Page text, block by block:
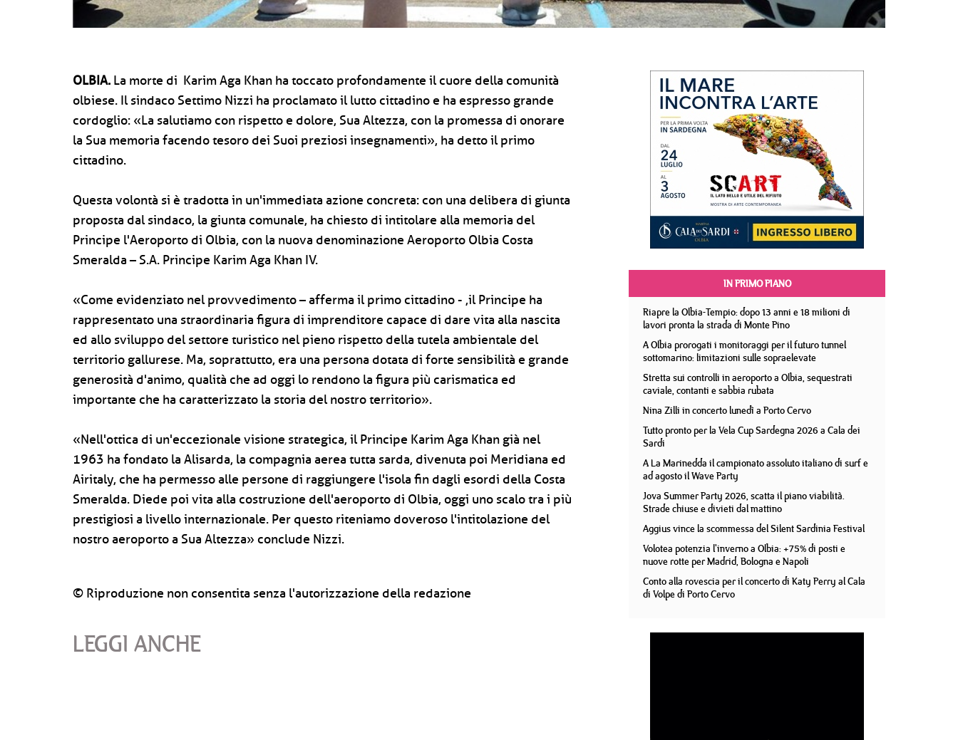
OLBIA. La morte di Karim Aga Khan ha toccato profondamente il cuore della comunità
olbiese. Il sindaco Settimo Nizzi ha proclamato il lutto cittadino e ha espresso grande
cordoglio: «La salutiamo con rispetto e dolore, Sua Altezza, con la promessa di onorare
la Sua memoria facendo tesoro dei Suoi preziosi insegnamenti», ha detto il primo
cittadino.
Questa volontà si è tradotta in un'immediata azione concreta: con una delibera di giunta
proposta dal sindaco, la giunta comunale, ha chiesto di intitolare alla memoria del
Principe l'Aeroporto di Olbia, con la nuova denominazione Aeroporto Olbia Costa
Smeralda – S.A. Principe Karim Aga Khan IV.
«Come evidenziato nel provvedimento – afferma il primo cittadino - ,il Principe ha
rappresentato una straordinaria figura di imprenditore capace di dare vita alla nascita
ed allo sviluppo del settore turistico nel pieno rispetto della tutela ambientale del
territorio gallurese. Ma, soprattutto, era una persona dotata di forte sensibilità e grande
generosità d'animo, qualità che ad oggi lo rendono la figura più carismatica ed
importante che ha caratterizzato la storia del nostro territorio».
«Nell'ottica di un'eccezionale visione strategica, il Principe Karim Aga Khan già nel
1963 ha fondato la Alisarda, la compagnia aerea tutta sarda, divenuta poi Meridiana ed
Airitaly, che ha permesso alle persone di raggiungere l'isola fin dagli esordi della Costa
Smeralda. Diede poi vita alla costruzione dell'aeroporto di Olbia, oggi uno scalo tra i più
prestigiosi a livello internazionale. Per questo riteniamo doveroso l'intitolazione del
nostro aeroporto a Sua Altezza» conclude Nizzi.
© Riproduzione non consentita senza l'autorizzazione della redazione
LEGGI ANCHE
IN PRIMO PIANO
Riapre la Olbia-Tempio: dopo 13 anni e 18 milioni di
lavori pronta la strada di Monte Pino
A Olbia prorogati i monitoraggi per il futuro tunnel
sottomarino: limitazioni sulle sopraelevate
Stretta sui controlli in aeroporto a Olbia, sequestrati
caviale, contanti e sabbia rubata
Nina Zilli in concerto lunedì a Porto Cervo
Tutto pronto per la Vela Cup Sardegna 2026 a Cala dei
Sardi
A La Marinedda il campionato assoluto italiano di surf e
ad agosto il Wave Party
Jova Summer Party 2026, scatta il piano viabilità.
Strade chiuse e divieti dal mattino
Aggius vince la scommessa del Silent Sardinia Festival
Volotea potenzia l'inverno a Olbia: +75% di posti e
nuove rotte per Madrid, Bologna e Napoli
Conto alla rovescia per il concerto di Katy Perry al Cala
di Volpe di Porto Cervo